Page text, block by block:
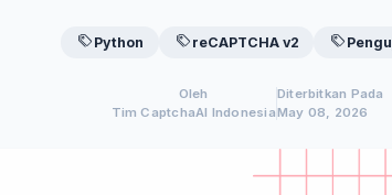
Python reCAPTCHA v2
Oleh
Tim CaptchaAI Indonesia
Diterbitkan Pada
May 08, 2026